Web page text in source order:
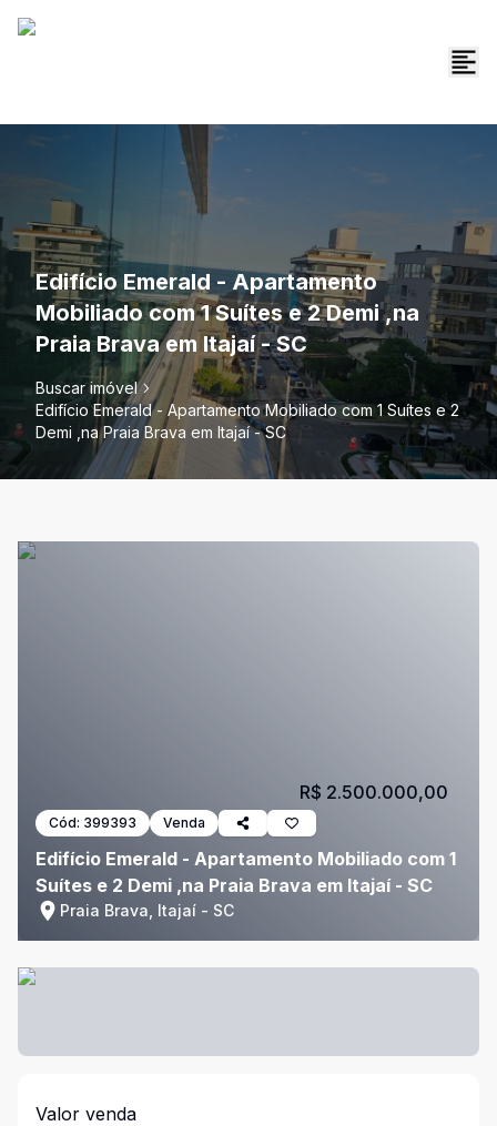
Edifício Emerald - Apartamento
Mobiliado com 1 Suítes e 2 Demi ,na
Praia Brava em Itajaí - SC
Buscar imóvel
Edifício Emerald - Apartamento Mobiliado com 1 Suítes e 2
Demi ,na Praia Brava em Itajaí - SC
Cód: 399393 Venda
Edifício Emerald - Apartamento Mobiliado com 1
Suítes e 2 Demi ,na Praia Brava em Itajaí - SC
Praia Brava, Itajaí - SC
R$ 2.500.000,00
Valor venda